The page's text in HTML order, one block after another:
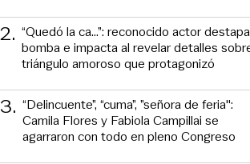
2. “Quedó la ca...”: reconocido actor destapa
bomba e impacta al revelar detalles
triángulo amoroso que protagonizó
3. “Delincuente”, “cuma”, ”señora de feria":
Camila Flores y Fabiola Campillai se
agarraron con todo en pleno Congreso